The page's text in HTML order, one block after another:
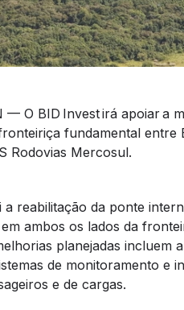
— O BID Invest irá apoiar a
fundamental entre
Rodovias Mercosul.
reabilitação da ponte
ambos os lados da
planejadas incluem
de monitoramento e
e de cargas.